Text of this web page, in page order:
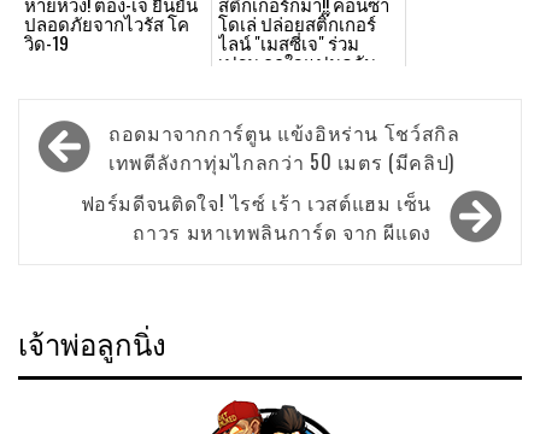
ปลอดภัยจากไวรัส โค
วิด-19
โดเล่ ปล่อยสติ๊กเกอร์
ไลน์ "เมสซี่เจ" ร่วม
เฟรม ถูกใจแฟนคลับ
Post
navigation
ถอดมาจากการ์ตูน แข้งอิหร่าน โชว์สกิล
เทพตีลังกาทุ่มไกลกว่า 50 เมตร (มีคลิป)
ฟอร์มดีจนติดใจ! ไรซ์ เร้า เวสต์แฮม เซ็น
ถาวร มหาเทพลินการ์ด จาก ผีแดง
เจ้าพ่อลูกนิ่ง